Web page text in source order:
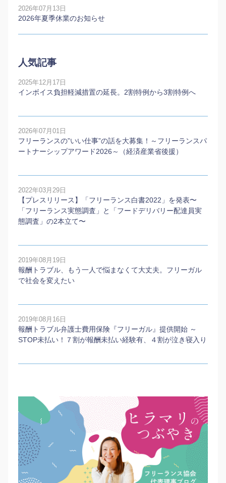
2026年07月13日
2026年夏季休業のお知らせ
人気記事
2025年12月17日
インボイス負担軽減措置の延長。2割特例から3割特例へ
2026年07月01日
フリーランスの”いい仕事”の話を大募集！～フリーランスパ
ートナーシップアワード2026～（経済産業省後援）
2022年03月29日
【プレスリリース】「フリーランス白書2022」を発表〜
「フリーランス実態調査」と「フードデリバリー配達員実
態調査」の2本⽴て〜
2019年08月19日
報酬トラブル、もう一人で悩まなくて大丈夫。フリーガル
で社会を変えたい
2019年08月16日
報酬トラブル弁護士費用保険『フリーガル』提供開始 ～
STOP未払い！７割が報酬未払い経験有、４割が泣き寝入り